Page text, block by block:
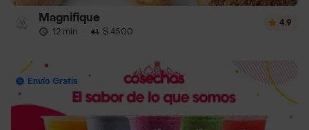
Magnifique
12 min · $ 4500
4.9
Envío Gratis